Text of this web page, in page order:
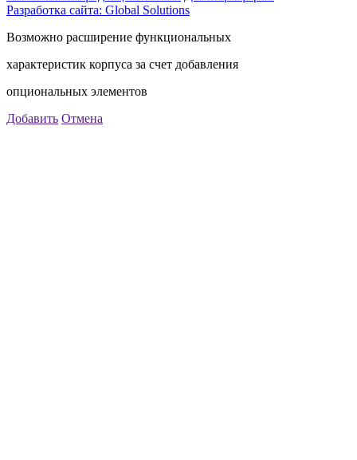
Разработка сайта: Global Solutions
Возможно расширение функциональных
характеристик корпуса за счет добавления
опциональных элементов
Добавить Отмена